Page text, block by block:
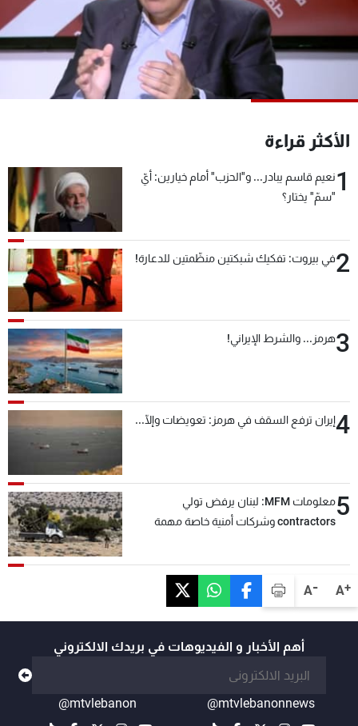
A+
A-
الأكثر قراءة
1نعيم قاسم يبادر... و"الحزب" أمام خيارين: أيّ
"سمّ" يختار؟
2في بيروت: تفكيك شبكتين منظّمتين للدعارة!
3هرمز... والشرط الإيراني!
4إيران ترفع السقف في هرمز: تعويضات وإلّا...
5
معلومات MFM: لبنان يرفض تولي
contractors وشركات أمنية خاصة مهمة
أهم الأخبار و الفيديوهات في بريدك الالكتروني
@mtvlebanonnews
@mtvlebanon
جدول البرامج
شاهد البرامج
الترددات
عن MTV
لاعلاناتكم
وظائف